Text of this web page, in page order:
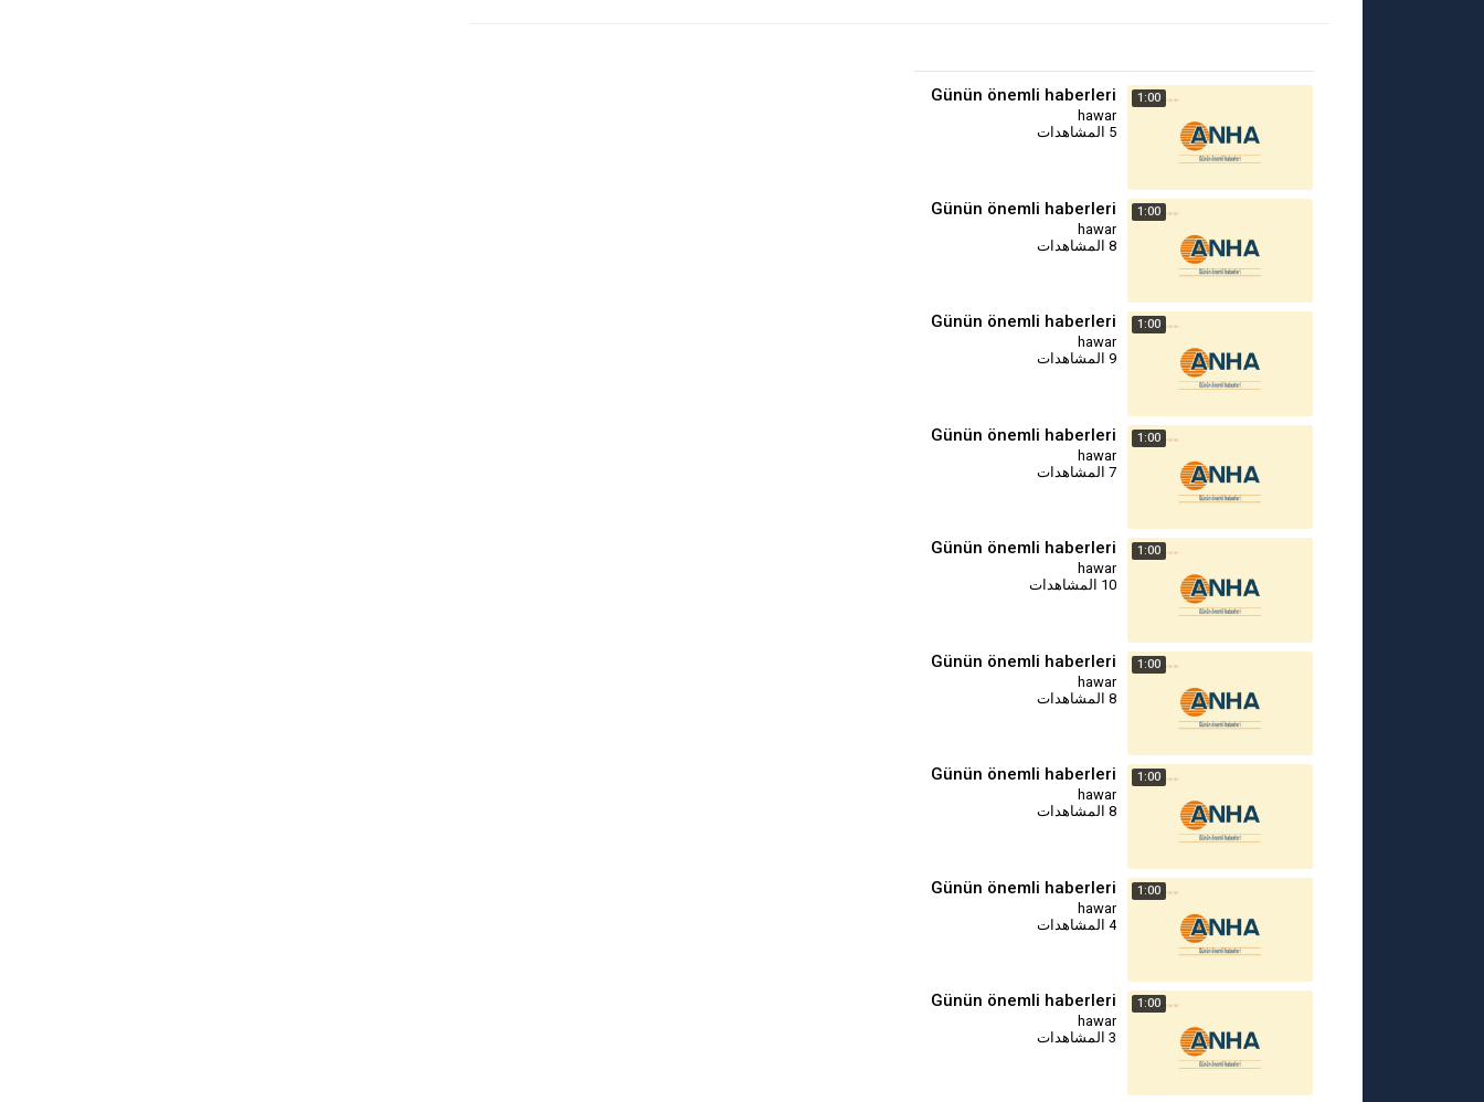
1:00
Günün önemli haberleri
hawar
5 المشاهدات
1:00
Günün önemli haberleri
hawar
8 المشاهدات
1:00
Günün önemli haberleri
hawar
9 المشاهدات
1:00
Günün önemli haberleri
hawar
7 المشاهدات
1:00
⁣Günün önemli haberleri
hawar
10 المشاهدات
1:00
Günün önemli haberleri
hawar
8 المشاهدات
1:00
Günün önemli haberleri
hawar
8 المشاهدات
1:00
⁣Günün önemli haberleri
hawar
4 المشاهدات
1:00
Günün önemli haberleri
hawar
3 المشاهدات